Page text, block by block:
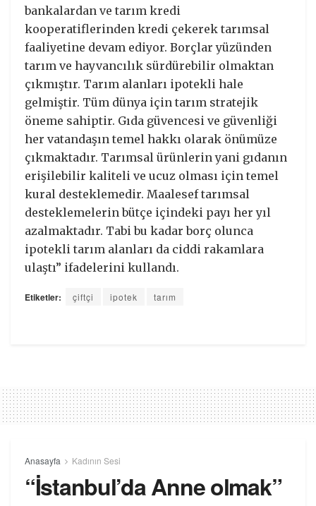
bankalardan ve tarım kredi
kooperatiflerinden kredi çekerek tarımsal
faaliyetine devam ediyor. Borçlar yüzünden
tarım ve hayvancılık sürdürebilir olmaktan
çıkmıştır. Tarım alanları ipotekli hale
gelmiştir. Tüm dünya için tarım stratejik
öneme sahiptir. Gıda güvencesi ve güvenliği
her vatandaşın temel hakkı olarak önümüze
çıkmaktadır. Tarımsal ürünlerin yani gıdanın
erişilebilir kaliteli ve ucuz olması için temel
kural desteklemedir. Maalesef tarımsal
desteklemelerin bütçe içindeki payı her yıl
azalmaktadır. Tabi bu kadar borç olunca
ipotekli tarım alanları da ciddi rakamlara
ulaştı” ifadelerini kullandı.
Etiketler: çiftçi ipotek tarım
Anasayfa Kadının Sesi
“İstanbul’da Anne olmak”